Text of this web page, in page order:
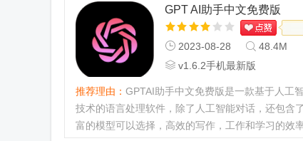
GPT AI助手中文免费版
2023-08-28
48.4M
v1.6.2手机最新版
推荐理由： GPTAI助手中文免费版是一款基于人工
技术的语言处理软件，除了人工智能对话，还包含
富的模型可以选择，高效的写作，工作和学习的效